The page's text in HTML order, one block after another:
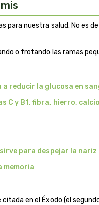
para nuestra salud. No es
o frotando las ramas
a reducir la glucosa en
C y B1, fibra, hierro,
para despejar la nariz
memoria
en el Éxodo (el